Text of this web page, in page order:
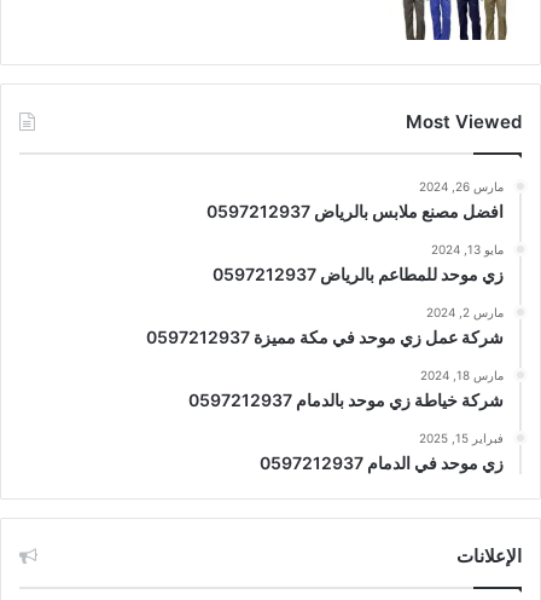
Most Viewed
مارس 26, 2024
افضل مصنع ملابس بالرياض 0597212937
مايو 13, 2024
زي موحد للمطاعم بالرياض 0597212937
مارس 2, 2024
شركة عمل زي موحد في مكة مميزة 0597212937
مارس 18, 2024
شركة خياطة زي موحد بالدمام 0597212937
فبراير 15, 2025
زي موحد في الدمام 0597212937
الإعلانات